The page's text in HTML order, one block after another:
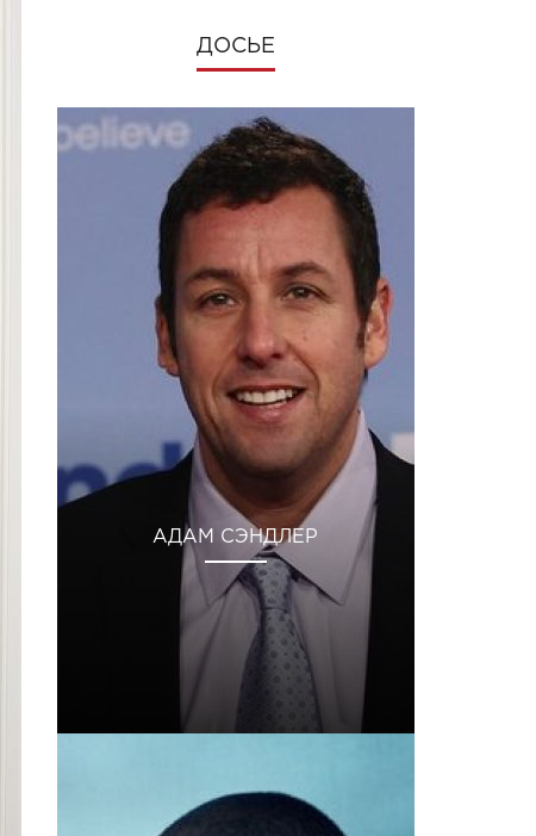
ДОСЬЕ
АДАМ СЭНДЛЕР